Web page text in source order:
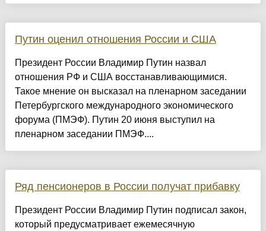
Путин оценил отношения России и США
Президент России Владимир Путин назвал
отношения РФ и США восстанавливающимися.
Такое мнение он высказал на пленарном заседании
Петербургского международного экономического
форума (ПМЭФ). Путин 20 июня выступил на
пленарном заседании ПМЭФ....
Ряд пенсионеров в России получат прибавку
Президент России Владимир Путин подписал закон,
который предусматривает ежемесячную